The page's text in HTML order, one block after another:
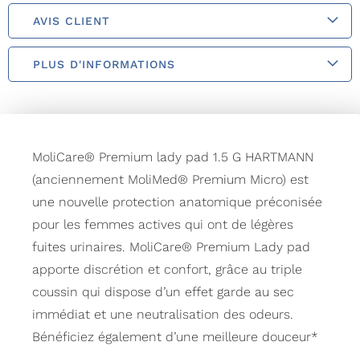
AVIS CLIENT
PLUS D'INFORMATIONS
MoliCare® Premium lady pad 1.5 G HARTMANN
(anciennement MoliMed® Premium Micro) est
une nouvelle protection anatomique préconisée
pour les femmes actives qui ont de légères
fuites urinaires. MoliCare® Premium Lady pad
apporte discrétion et confort, grâce au triple
coussin qui dispose d’un effet garde au sec
immédiat et une neutralisation des odeurs.
Bénéficiez également d’une meilleure douceur*